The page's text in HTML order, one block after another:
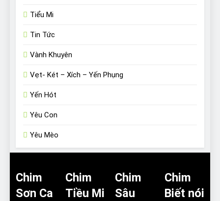
Tiểu Mi
Tin Tức
Vành Khuyên
Vẹt- Két – Xích – Yến Phụng
Yến Hót
Yêu Con
Yêu Mèo
Chim
Sơn Ca
Chim
Tiều Mi
Chim
Sâu
Chim
Biết nói